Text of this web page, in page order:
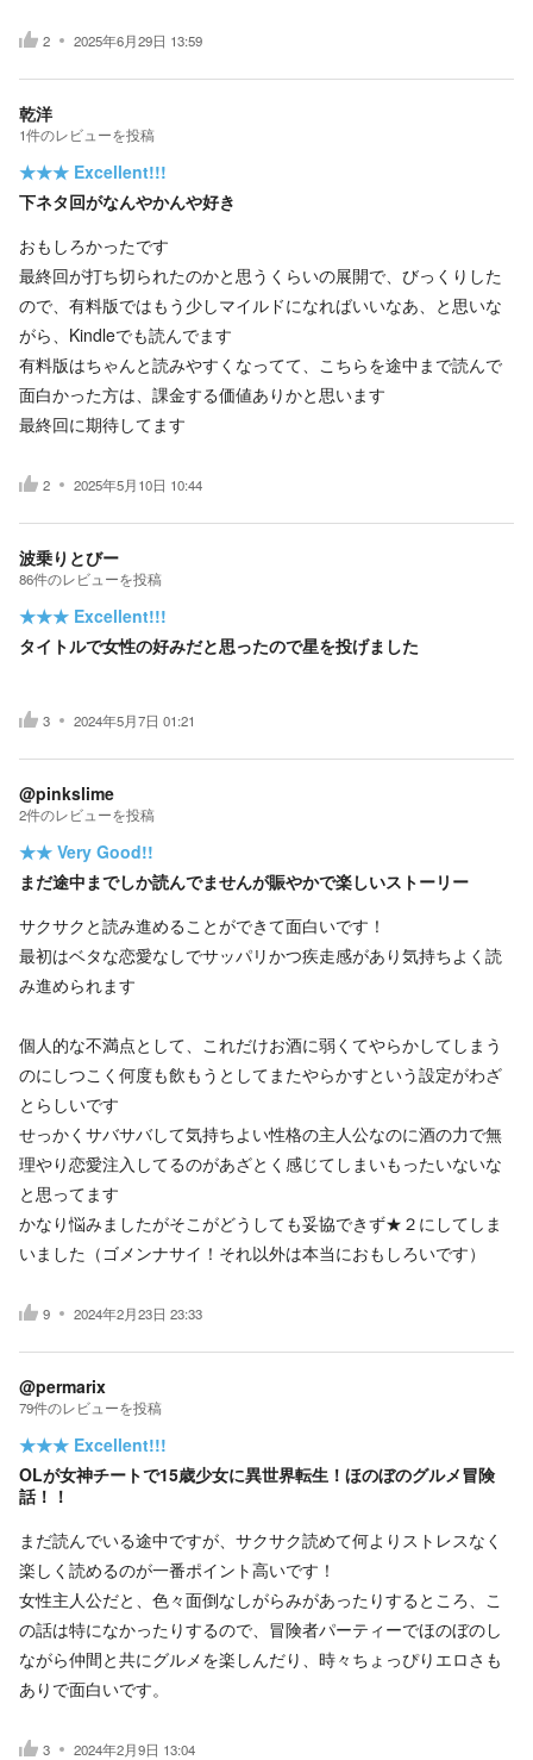
2 2025年6月29日 13:59
乾洋
1件のレビューを投稿
★★★ Excellent!!!
下ネタ回がなんやかんや好き
おもしろかったです
最終回が打ち切られたのかと思うくらいの展開で、びっくりした
ので、有料版ではもう少しマイルドになればいいなあ、と思いな
がら、Kindleでも読んでます
有料版はちゃんと読みやすくなってて、こちらを途中まで読んで
面白かった方は、課金する価値ありかと思います
最終回に期待してます
2 2025年5月10日 10:44
波乗りとびー
86件のレビューを投稿
★★★ Excellent!!!
タイトルで女性の好みだと思ったので星を投げました
3 2024年5月7日 01:21
@pinkslime
2件のレビューを投稿
★★ Very Good!!
まだ途中までしか読んでませんが賑やかで楽しいストーリー
サクサクと読み進めることができて面白いです！
最初はベタな恋愛なしでサッパリかつ疾走感があり気持ちよく読
み進められます
個人的な不満点として、これだけお酒に弱くてやらかしてしまう
のにしつこく何度も飲もうとしてまたやらかすという設定がわざ
とらしいです
せっかくサバサバして気持ちよい性格の主人公なのに酒の力で無
理やり恋愛注入してるのがあざとく感じてしまいもったいないな
と思ってます
かなり悩みましたがそこがどうしても妥協できず★２にしてしま
いました（ゴメンナサイ！それ以外は本当におもしろいです）
9 2024年2月23日 23:33
@permarix
79件のレビューを投稿
★★★ Excellent!!!
OLが女神チートで15歳少女に異世界転生！ほのぼのグルメ冒険
話！！
まだ読んでいる途中ですが、サクサク読めて何よりストレスなく
楽しく読めるのが一番ポイント高いです！
女性主人公だと、色々面倒なしがらみがあったりするところ、こ
の話は特になかったりするので、冒険者パーティーでほのぼのし
ながら仲間と共にグルメを楽しんだり、時々ちょっぴりエロさも
ありで面白いです。
3 2024年2月9日 13:04